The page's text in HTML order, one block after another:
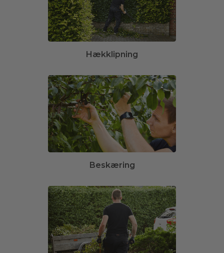
Hækklipning
Beskæring